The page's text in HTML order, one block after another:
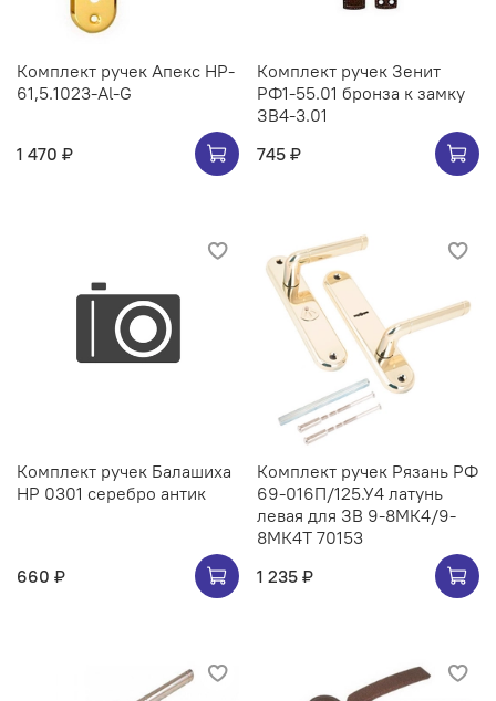
Комплект ручек Апекс HP-
61,5.1023-Al-G
1 470 ₽
Комплект ручек Зенит
РФ1-55.01 бронза к замку
ЗВ4-3.01
745 ₽
Комплект ручек Балашиха
НР 0301 серебро антик
660 ₽
Комплект ручек Рязань РФ
69-016П/125.У4 латунь
левая для ЗВ 9-8МК4/9-
8МК4Т 70153
1 235 ₽